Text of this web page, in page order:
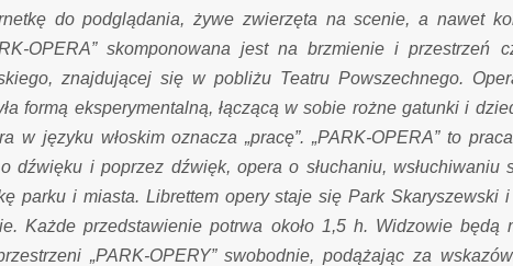
do podglądania, żywe zwierzęta na scenie, a nawet
OPERA” skomponowana jest na brzmienie i przestrzeń
znajdującej się w pobliżu Teatru Powszechnego.
formą eksperymentalną, łączącą w sobie rożne gatunki i
w języku włoskim oznacza „pracę”. „PARK-OPERA” to
dźwięku i poprzez dźwięk, opera o słuchaniu, wsłuchiwaniu
parku i miasta. Librettem opery staje się Park Skaryszewski
Każde przedstawienie potrwa około 1,5 h. Widzowie będą
„PARK-OPERY” swobodnie, podążając za